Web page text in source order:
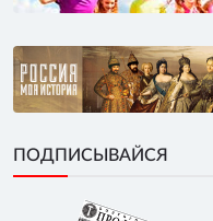
ПОДПИСЫВАЙСЯ